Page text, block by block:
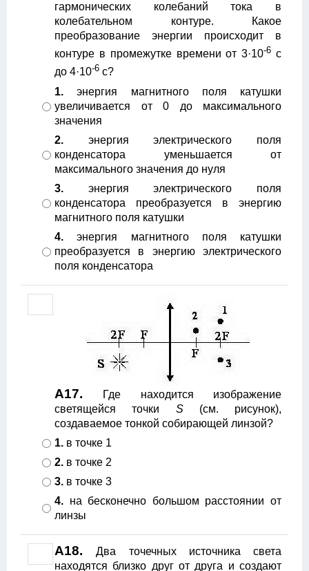
гармонических колебаний тока в
колебательном контуре. Какое
преобразование энергии происходит в
контуре в промежутке времени от 3·10-6 с
до 4·10-6 с?
1. энергия магнитного поля катушки
увеличивается от 0 до максимального
значения
2. энергия электрического поля
конденсатора уменьшается от
максимального значения до нуля
3. энергия электрического поля
конденсатора преобразуется в энергию
магнитного поля катушки
4. энергия магнитного поля катушки
преобразуется в энергию электрического
поля конденсатора
А17.
Где находится изображение
светящейся точки S(см. рисунок),
создаваемое тонкой собирающей линзой?
1. в точке 1
2. в точке 2
3. в точке 3
4. на бесконечно большом расстоянии от
линзы
А18.Два точечных источника света
находятся близко друг от друга и создают